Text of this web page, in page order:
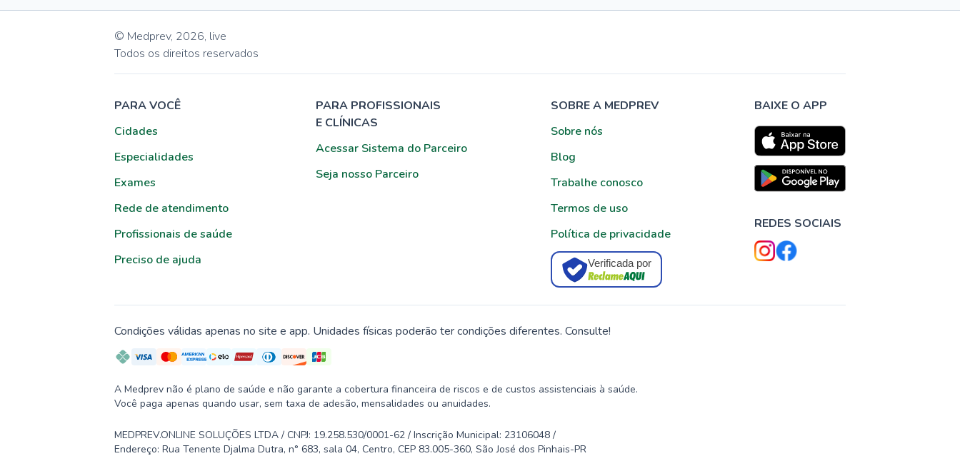
© Medprev, 2026, live
Todos os direitos reservados
PARA VOCÊ
Cidades
Especialidades
Exames
Rede de atendimento
Profissionais de saúde
Preciso de ajuda
PARA PROFISSIONAIS
E CLÍNICAS
Acessar Sistema do Parceiro
Seja nosso Parceiro
SOBRE A MEDPREV
Sobre nós
Blog
Trabalhe conosco
Termos de uso
Política de privacidade
Verificada por
BAIXE O APP
REDES SOCIAIS
Condições válidas apenas no site e app. Unidades físicas poderão ter condições diferentes. Consulte!
A Medprev não é plano de saúde e não garante a cobertura financeira de riscos e de custos assistenciais à saúde.
Você paga apenas quando usar, sem taxa de adesão, mensalidades ou anuidades.
MEDPREV.ONLINE SOLUÇÕES LTDA / CNPJ: 19.258.530/0001-62 / Inscrição Municipal: 23106048 /
Endereço: Rua Tenente Djalma Dutra, n° 683, sala 04, Centro, CEP 83.005-360, São José dos Pinhais-PR